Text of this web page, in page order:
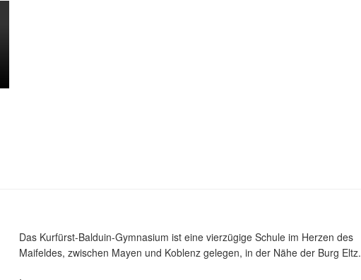
Das Kurfürst-Balduin-Gymnasium ist eine vierzügige Schule im Herzen des
Maifeldes, zwischen Mayen und Koblenz gelegen, in der Nähe der Burg Eltz.